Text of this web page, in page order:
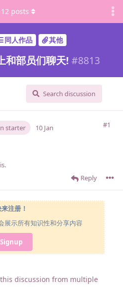
同人作品 其他
和部员们聊天! #8813
Search discussion
12 posts
starter #1
10 Jan
Reply
.
注册！
展示所有知识性和分享内容
Signup
discussion from multiple